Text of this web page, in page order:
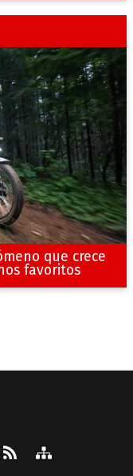
que crece
favoritos